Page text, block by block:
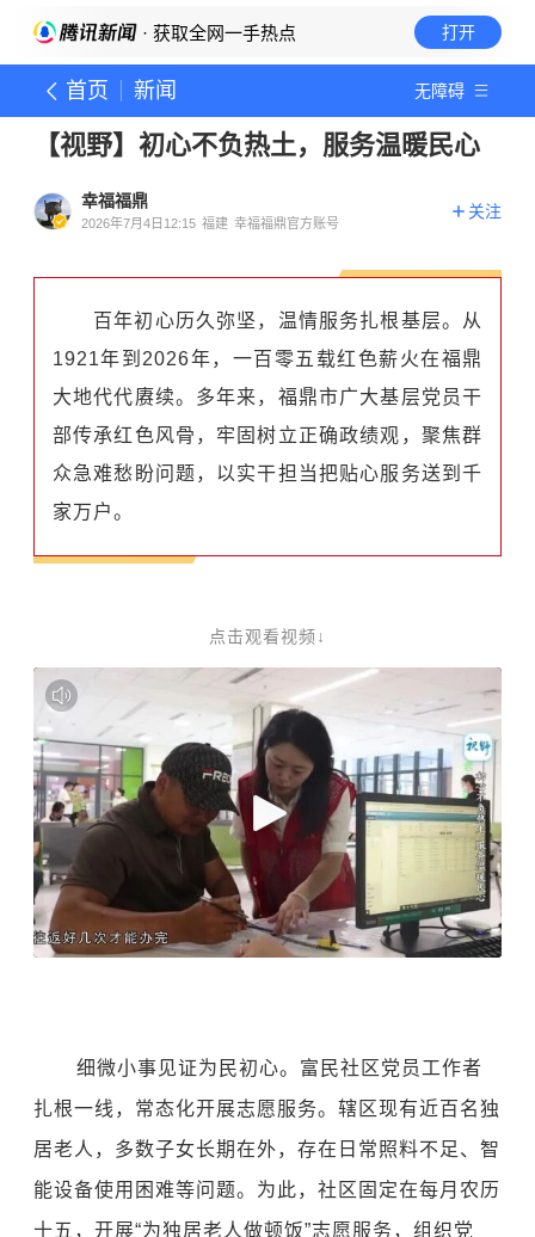
· 获取全网一手热点 打开
首页 新闻 无障碍
【视野】初心不负热土，服务温暖民心
幸福福鼎
2026年7月4日12:15 福建 幸福福鼎官方账号
关注
百年初心历久弥坚，温情服务扎根基层。从
1921年到2026年，一百零五载红色薪火在福鼎
大地代代赓续。多年来，福鼎市广大基层党员干
部传承红色风骨，牢固树立正确政绩观，聚焦群
众急难愁盼问题，以实干担当把贴心服务送到千
家万户。
点击观看视频↓
细微小事见证为民初心。富民社区党员工作者
扎根一线，常态化开展志愿服务。辖区现有近百名独
居老人，多数子女长期在外，存在日常照料不足、智
能设备使用困难等问题。为此，社区固定在每月农历
十五，开展“为独居老人做顿饭”志愿服务，组织党